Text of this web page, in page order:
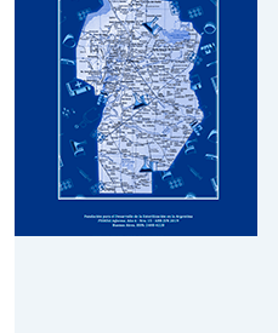
Leer Revista